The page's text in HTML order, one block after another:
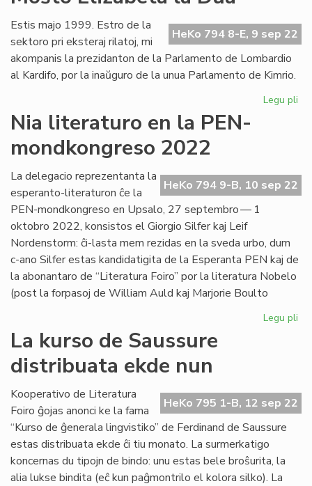
HeKo 794 8-E, 9 sep 22
Estis majo 1999. Estro de la
sektoro pri eksteraj rilatoj, mi
akompanis la prezidanton de la Parlamento de Lombardio
al Kardifo, por la inaŭguro de la unua Parlamento de Kimrio.
Legu pli
Nia literaturo en la PEN-
mondkongreso 2022
HeKo 794 9-B, 10 sep 22
La delegacio reprezentanta la
esperanto-literaturon ĉe la
PEN-mondkongreso en Upsalo, 27 septembro — 1
oktobro 2022, konsistos el Giorgio Silfer kaj Leif
Nordenstorm: ĉi-lasta mem rezidas en la sveda urbo, dum
c-ano Silfer estas kandidatigita de la Esperanta PEN kaj de
la abonantaro de “Literatura Foiro” por la literatura Nobelo
(post la forpasoj de William Auld kaj Marjorie Boulto
Legu pli
La kurso de Saussure
distribuata ekde nun
HeKo 795 1-B, 12 sep 22
Kooperativo de Literatura
Foiro ĝojas anonci ke la fama
“Kurso de ĝenerala lingvistiko” de Ferdinand de Saussure
estas distribuata ekde ĉi tiu monato. La surmerkatigo
koncernas du tipojn de bindo: unu estas bele broŝurita, la
alia lukse bindita (eĉ kun paĝmontrilo el kolora silko). La